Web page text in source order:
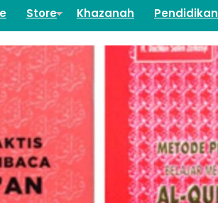
Store Khazanah Pendidikan